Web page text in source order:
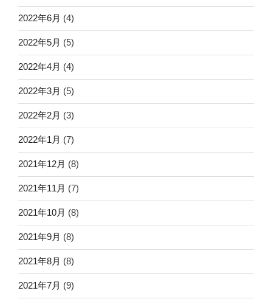
2022年6月 (4)
2022年5月 (5)
2022年4月 (4)
2022年3月 (5)
2022年2月 (3)
2022年1月 (7)
2021年12月 (8)
2021年11月 (7)
2021年10月 (8)
2021年9月 (8)
2021年8月 (8)
2021年7月 (9)